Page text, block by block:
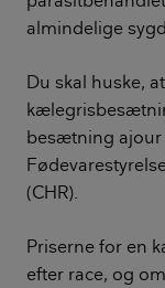
almindelige
Du skal huske,
besætning ajour
(CHR).
Priserne for en
efter race, og